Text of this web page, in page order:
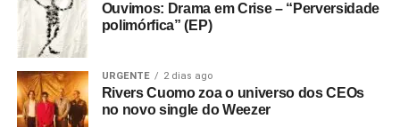
Ouvimos: Drama em Crise – “Perversidade
polimórfica” (EP)
URGENTE 2 dias ago
Rivers Cuomo zoa o universo dos CEOs
no novo single do Weezer